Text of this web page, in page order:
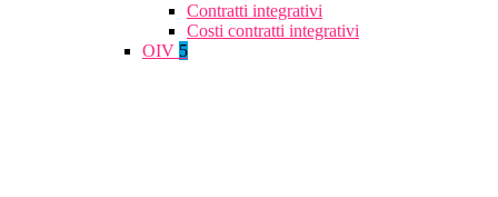
Contratti integrativi
Costi contratti integrativi
OIV 5